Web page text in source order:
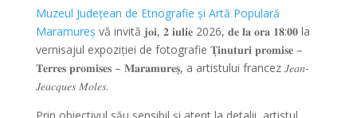
Muzeul Județean de Etnografie și Artă Populară
Maramureș vă invită 𝐣𝐨𝐢, 𝟐 𝐢𝐮𝐥𝐢𝐞 2026, 𝐝𝐞 𝐥𝐚 𝐨𝐫𝐚 𝟏𝟖:𝟎𝟎 la
vernisajul expoziției de fotografie 𝐓̦𝐢𝐧𝐮𝐭𝐮𝐫𝐢 𝐩𝐫𝐨𝐦𝐢𝐬𝐞 –
𝐓𝐞𝐫𝐫𝐞𝐬 𝐩𝐫𝐨𝐦𝐢𝐬𝐞𝐬 – 𝐌𝐚𝐫𝐚𝐦𝐮𝐫𝐞𝐬̦, a artistului francez 𝐽𝑒𝑎𝑛-
𝐽𝑒𝑎𝑐𝑞𝑢𝑒𝑠 𝑀𝑜𝑙𝑒𝑠.